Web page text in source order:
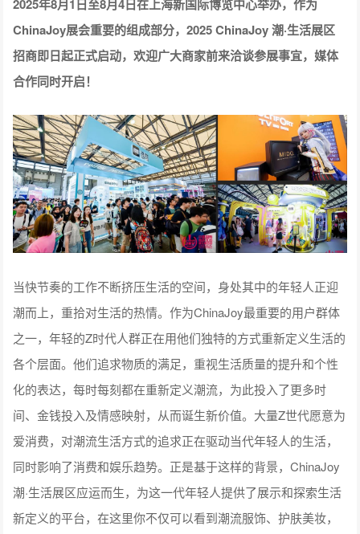
2025年8月1日至8月4日在上海新国际博览中心举办，作为
ChinaJoy展会重要的组成部分，2025 ChinaJoy 潮·生活展区
招商即日起正式启动，欢迎广大商家前来洽谈参展事宜，媒体
合作同时开启！
当快节奏的工作不断挤压生活的空间，身处其中的年轻人正迎
潮而上，重拾对生活的热情。作为ChinaJoy最重要的用户群体
之一，年轻的Z时代人群正在用他们独特的方式重新定义生活的
各个层面。他们追求物质的满足，重视生活质量的提升和个性
化的表达，每时每刻都在重新定义潮流，为此投入了更多时
间、金钱投入及情感映射，从而诞生新价值。大量Z世代愿意为
爱消费，对潮流生活方式的追求正在驱动当代年轻人的生活，
同时影响了消费和娱乐趋势。正是基于这样的背景，ChinaJoy
潮·生活展区应运而生，为这一代年轻人提供了展示和探索生活
新定义的平台，在这里你不仅可以看到潮流服饰、护肤美妆，